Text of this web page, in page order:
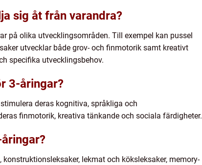
sig åt från varandra?
på olika utvecklingsområden. Till exempel kan pussel
utvecklar både grov- och finmotorik samt kreativt
specifika utvecklingsbehov.
3-åringar?
deras kognitiva, språkliga och
finmotorik, kreativa tänkande och sociala färdigheter.
lekmat och köksleksaker, memory-